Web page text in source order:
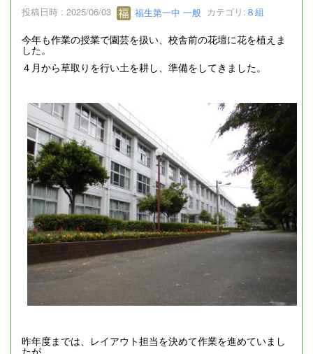
投稿日時 : 2025/06/03 福生第一中 一般 カテゴリ: ８組
今年も作業の授業で園芸を扱い、校舎前の花壇に花を植えま
した。
４月から草取りを行い土を耕し、準備をしてきました。
昨年度までは、レイアウト担当を決めて作業を進めていまし
たが、